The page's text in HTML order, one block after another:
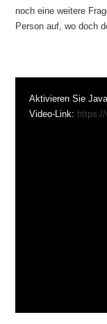
noch eine weitere
Person auf, wo doch
Aktivieren Sie
Video-Link: